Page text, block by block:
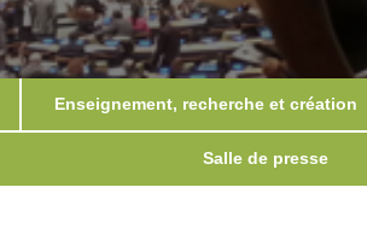
Enseignement, recherche et création
Salle de presse